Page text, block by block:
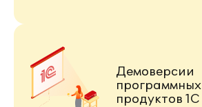
Демоверсии
программных
продуктов 1С